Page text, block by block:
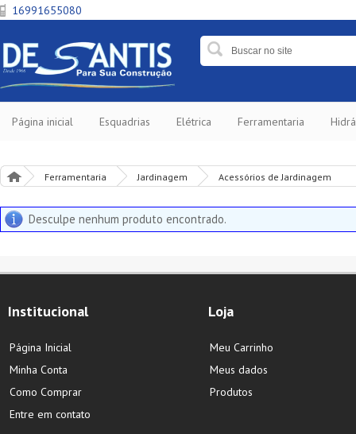
16991655080
Página inicial Esquadrias Elétrica Ferramentaria
Ferramentaria Jardinagem Acessórios de Jardinagem
Desculpe nenhum produto encontrado.
Institucional
Página Inicial
Minha Conta
Como Comprar
Entre em contato
Loja
Meu Carrinho
Meus dados
Produtos